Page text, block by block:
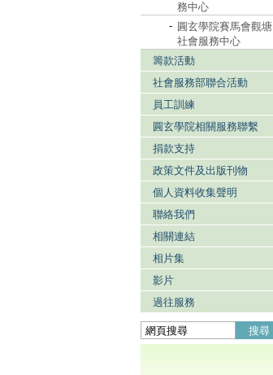
務中心
- 圓玄學院賽馬會觀塘
社會服務中心
籌款活動
社會服務部聯合活動
員工訓練
圓玄學院相關服務聯繫
捐款支持
政策文件及出版刊物
個人資料收集聲明
聯絡我們
相關連結
相片集
影片
過往服務
搜尋